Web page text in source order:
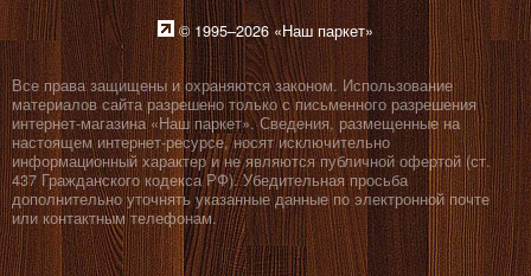
© 1995–2026 «Наш паркет»
Все права защищены и охраняются законом. Использование
материалов сайта разрешено только с письменного разрешения
интернет-магазина «Наш паркет». Сведения, размещенные на
настоящем интернет-ресурсе, носят исключительно
информационный характер и не являются публичной офертой (ст.
437 Гражданского кодекса РФ). Убедительная просьба
дополнительно уточнять указанные данные по электронной почте
или контактным телефонам.